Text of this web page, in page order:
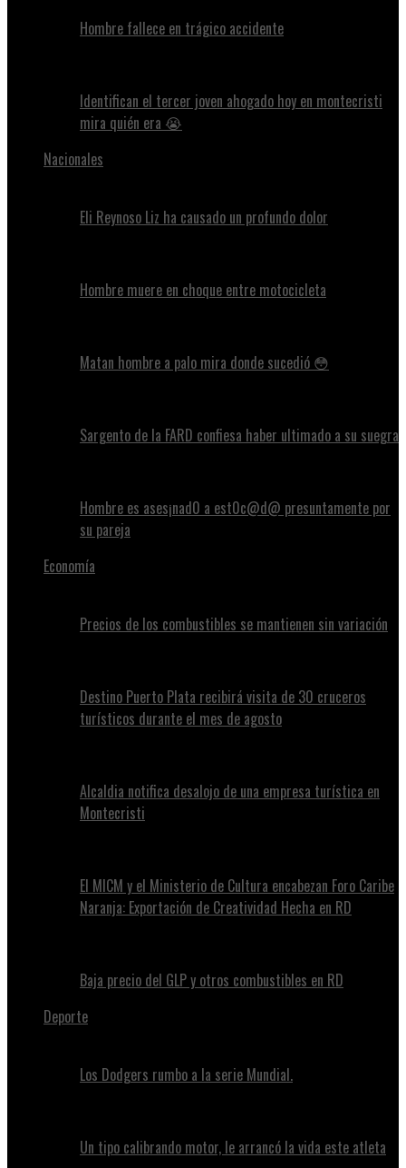
Hombre fallece en trágico accidente
Identifican el tercer joven ahogado hoy en montecristi
mira quién era 😭
Nacionales
Eli Reynoso Liz ha causado un profundo dolor
Hombre muere en choque entre motocicleta
Matan hombre a palo mira donde sucedió 😳
Sargento de la FARD confiesa haber ultimado a su suegra
Hombre es ases¡nad0 a est0c@d@ presuntamente por
su pareja
Economía
Precios de los combustibles se mantienen sin variación
Destino Puerto Plata recibirá visita de 30 cruceros
turísticos durante el mes de agosto
Alcaldia notifica desalojo de una empresa turística en
Montecristi
El MICM y el Ministerio de Cultura encabezan Foro Caribe
Naranja: Exportación de Creatividad Hecha en RD
Baja precio del GLP y otros combustibles en RD
Deporte
Los Dodgers rumbo a la serie Mundial.
Un tipo calibrando motor, le arrancó la vida este atleta